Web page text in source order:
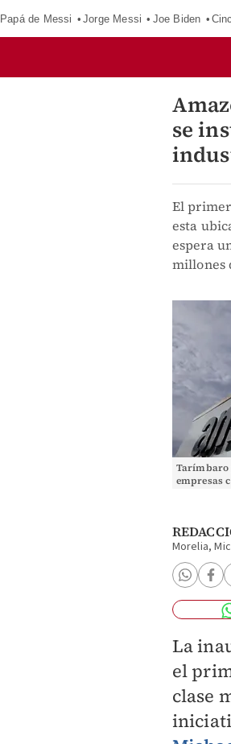
Papá de Messi Jorge Messi Joe Biden
se
El
esta
espera
millones
Tarímbaro
empresas
Morelia,
La
el
clase